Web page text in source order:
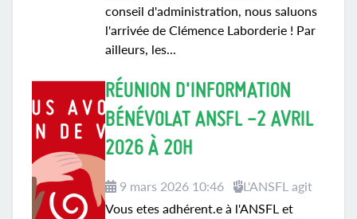
conseil d'administration, nous saluons
l'arrivée de Clémence Laborderie ! Par
ailleurs, les...
RÉUNION D'INFORMATION
BÉNÉVOLAT ANSFL -2 AVRIL
2026 À 20H
9 mars 2026 10:46
L'ANSFL agit
Vous etes adhérent.e à l'ANSFL et